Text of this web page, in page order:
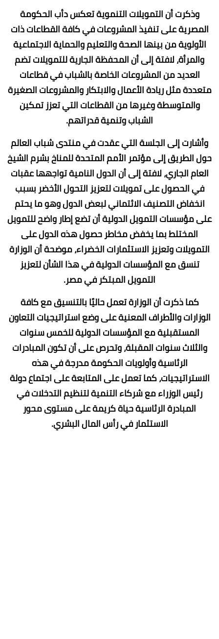
وذكرت أن التمويلات التنموية تعكس دأب الحكومة
المصرية على تنفيذ المشروعات في كافة القطاعات ذات
الأولوية من بينها الصحة والتعليم والحماية الاجتماعية
والمرأة، لافتة إلى أن المحفظة الجارية للتمويلات تضم
العديد من المشروعات الخاصة بالشباب في قطاعات
متعددة مثل ريادة الأعمال والابتكار والمشروعات الصغيرة
والمتوسطة وغيرها من القطاعات التي تعزز تمكين
الشباب وتنمية قدراتهم.
وأشارت إلى الجلسة التي عقدت في منتدى شباب العالم
حول الطريق إلى مؤتمر الأمم المتحدة للمناخ بشرم الشيخ
العام الجاري، لافتة إلى أن الدول النامية تواجهها عقبات
في الحصول على تمويلات لتعزيز التحول الأخضر بسبب
انخفاض التصنيف الائتماني لبعض الدول وهو ما يحتم
على مؤسسات التمويل الدولية أن تضع إطار واضح للتمويل
المختلط بما يخفض مخاطر حصول هذه الدول على
التمويلات وتعزيز الاستثمارات الخضراء، موضحة أن الوزارة
تنسق مع المؤسسات الدولية في هذا الشأن لتعزيز
التمويل المبتكر في مصر.
كما ذكرت أن الوزارة تعمل حاليًا بالتنسيق مع كافة
الوزارات والأطراف المعنية على وضع استراتيجيات التعاون
المستقبلية مع المؤسسات الدولية للخمس سنوات
والثلاث سنوات المقبلة، وتحرص على أن تكون المبادرات
الرئاسية وأولويات الحكومة مدرجة في هذه
الاستراتيجيات، كما تعمل على المتابعة على اجتماع دولة
رئيس الوزراء مع شركاء التنمية لتنظيم التدخلات في
المبادرة الرئاسية حياة كريمة على مستوى محور
الاستثمار في رأس المال البشري.